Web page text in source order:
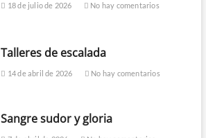
18 de julio de 2026 No hay comentarios
Talleres de escalada
14 de abril de 2026 No hay comentarios
Sangre sudor y gloria